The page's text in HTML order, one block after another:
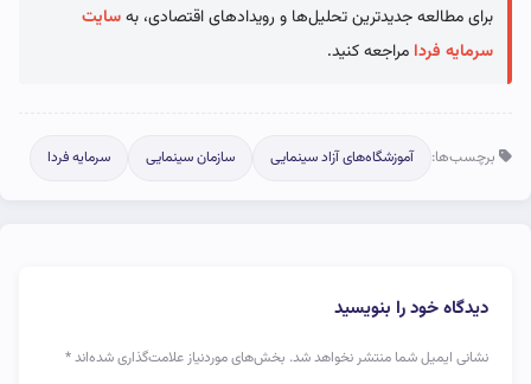
برای مطالعه جدیدترین تحلیل‌ها و رویدادهای اقتصادی، بهسایت
سرمایه فردا مراجعه کنید.
برچسب‌ها: آموزشگاه‌های آزاد سینمایی سازمان سینمایی سرمایه فردا
دیدگاه خود را بنویسید
نشانی ایمیل شما منتشر نخواهد شد. بخش‌های موردنیاز علامت‌گذاری شده‌اند*